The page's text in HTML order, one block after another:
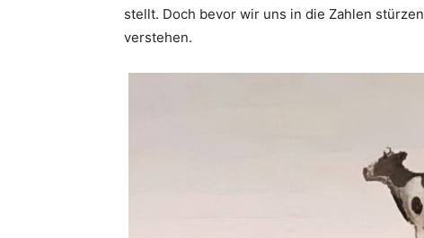
stellt. Doch bevor wir uns in die Zahlen
verstehen.